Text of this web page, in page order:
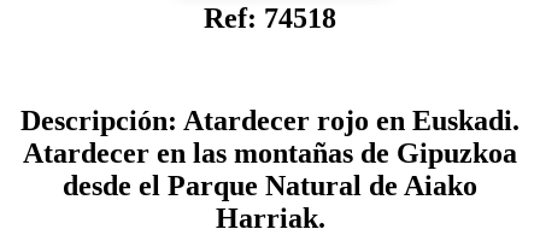
Ref: 74518
Descripción: Atardecer rojo en Euskadi.
Atardecer en las montañas de Gipuzkoa
desde el Parque Natural de Aiako
Harriak.